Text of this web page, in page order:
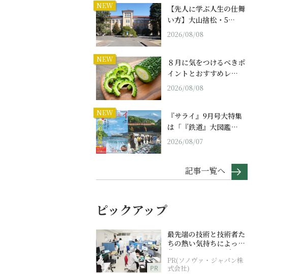
NEW
【先人に学ぶ人生の仕舞
い方】大山捨松・5…
2026/08/08
NEW
８月に気をつけるべきポ
イントとおすすめレ…
2026/08/08
NEW
『サライ』9月号大特集
は「『鉄道』大図鑑…
2026/08/07
記事一覧へ
ピックアップ
PR
最先端の技術と技術者た
ちの熱い気持ちによって
作られているオーダーメ
イド補聴器
PR(ソノヴァ・ジャパン株
式会社)